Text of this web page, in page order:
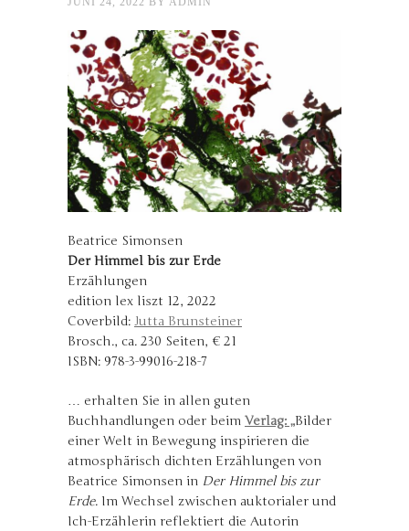
Beatrice Simonsen
Der Himmel bis zur Erde
Erzählungen
edition lex liszt 12, 2022
Coverbild: Jutta Brunsteiner
Brosch., ca. 230 Seiten, € 21
ISBN: 978-3-99016-218-7
… erhalten Sie in allen guten
Buchhandlungen oder beim Verlag: „Bilder
einer Welt in Bewegung inspirieren die
atmosphärisch dichten Erzählungen von
Beatrice Simonsen in Der Himmel bis zur
Erde. Im Wechsel zwischen auktorialer und
Ich-Erzählerin reflektiert die Autorin